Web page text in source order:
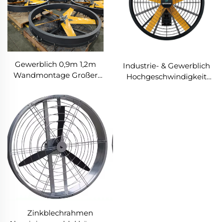
Gewerblich 0,9m 1,2m
Wandmontage Großer
Fertigungsbetriebe
Restaurants Farmen
Hotels
Industrie- & Gewerblich
Hochgeschwindigkeit
Zinkblechrahmen